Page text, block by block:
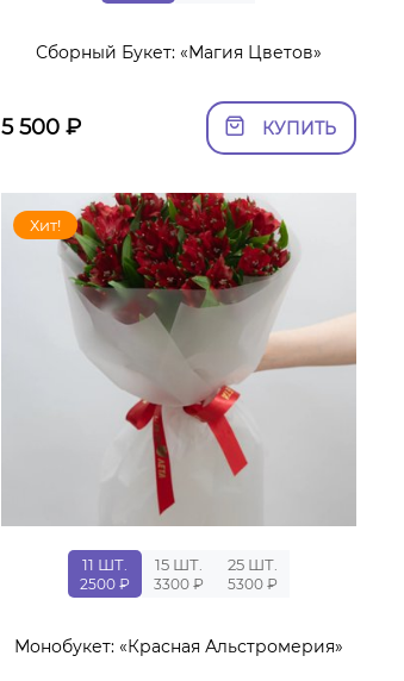
Сборный Букет: «Магия Цветов»
5 500₽ КУПИТЬ
Хит!
11 ШТ.
2500 ₽
15 ШТ.
3300 ₽
25 ШТ.
5300 ₽
Монобукет: «Красная Альстромерия»